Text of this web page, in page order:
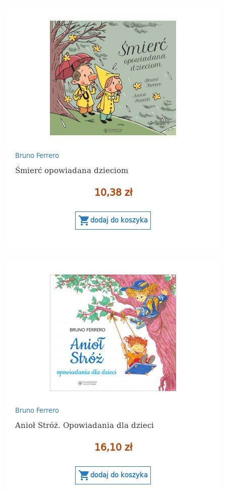
Bruno Ferrero
Śmierć opowiadana dzieciom
10,38 zł
shopping_cartdodaj do koszyka
Bruno Ferrero
Anioł Stróż. Opowiadania dla dzieci
16,10 zł
shopping_cartdodaj do koszyka